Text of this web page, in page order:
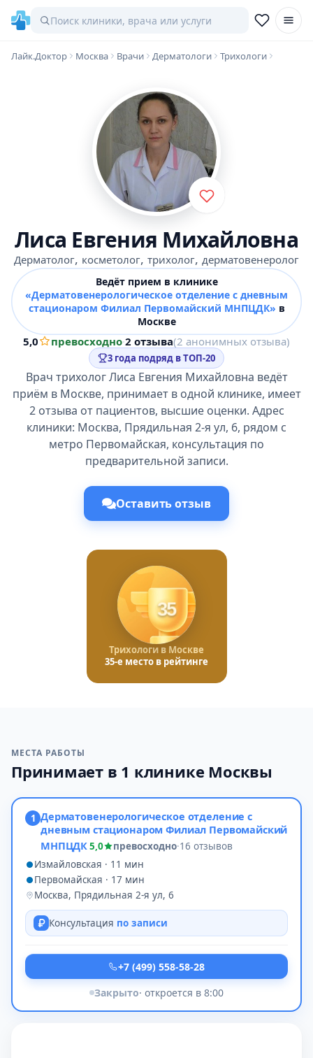
Лайк.Доктор Москва Врачи Дерматологи Трихологи
Лиса Евгения Михайловна
Дерматолог, косметолог, трихолог, дерматовенеролог
Ведёт прием в клинике
«Дерматовенерологическое отделение с дневным
стационаром Филиал Первомайский МНПЦДК» в
Москве
5,0 превосходно·2 отзыва(2 анонимных отзыва)
3 года подряд в ТОП-20
Врач трихолог Лиса Евгения Михайловна ведёт
приём в Москве, принимает в одной клинике, имеет
2 отзыва от пациентов, высшие оценки. Адрес
клиники: Москва, Прядильная 2-я ул, 6, рядом с
метро Первомайская, консультация по
предварительной записи.
Оставить отзыв
35
Трихологи в Москве
35-е место в рейтинге
МЕСТА РАБОТЫ
Принимает в 1 клинике Москвы
1 Дерматовенерологическое отделение с
дневным стационаром Филиал Первомайский
МНПЦДК5,0 превосходно·16 отзывов
Измайловская · 11 мин
Первомайская · 17 мин
Москва, Прядильная 2-я ул, 6
Консультация по записи
+7 (499) 558-58-28
Закрыто· откроется в 8:00